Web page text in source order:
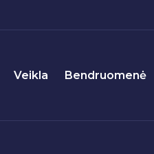
Veikla Bendruomenė